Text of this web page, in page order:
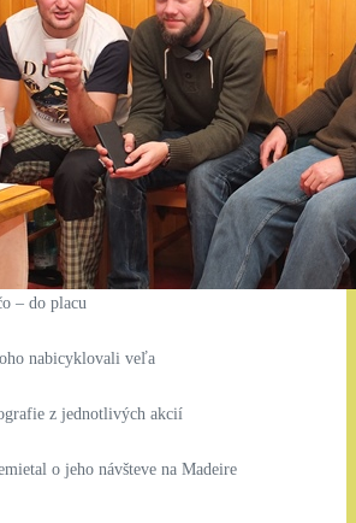
– do placu
nabicyklovali veľa
z jednotlivých akcií
o jeho návšteve na Madeire